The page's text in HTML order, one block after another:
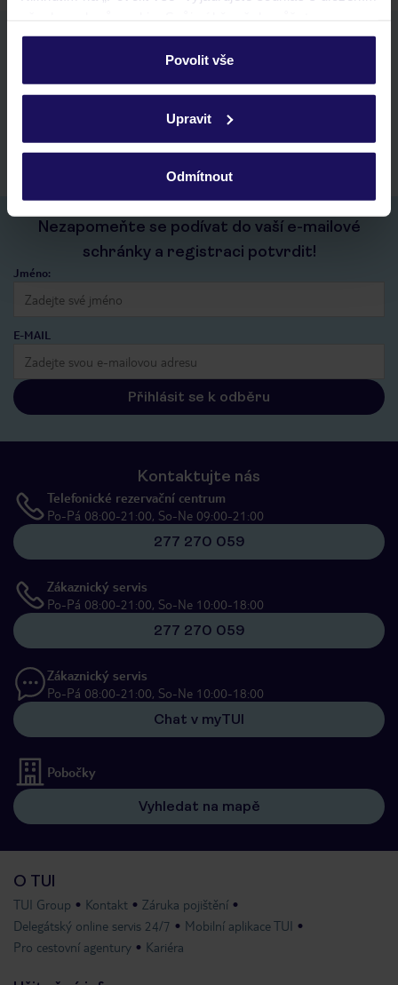
personalizovat v sekci „Personalizace“.
Podrobné informace o souborech cookie naleznete v
ochrany osobních údajů.
Povolit vše
Upravit
Odmítnout
Stáhněte si bezplatnou aplikaci TUI
rychlé vyhledávání a prohlížení nabídek
seznam oblíbených nabídek a možnost jejich sdílení
kontakt s TUI a všechny informace o tvé rezervaci v myTUI
Nezapomeňte se podívat do vaší e-mailové
schránky a registraci potvrdit!
Jméno:
E-MAIL
Přihlásit se k odběru
Kontaktujte nás
Telefonické rezervační centrum
Po-Pá 08:00-21:00, So-Ne 09:00-21:00
277 270 059
Zákaznický servis
Po-Pá 08:00-21:00, So-Ne 10:00-18:00
277 270 059
Zákaznický servis
Po-Pá 08:00-21:00, So-Ne 10:00-18:00
Chat v myTUI
Pobočky
Vyhledat na mapě
O TUI
TUI Group Kontakt
Záruka pojištění
Delegátský online servis 24/7
Mobilní aplikace TUI
Pro cestovní agentury
Kariéra